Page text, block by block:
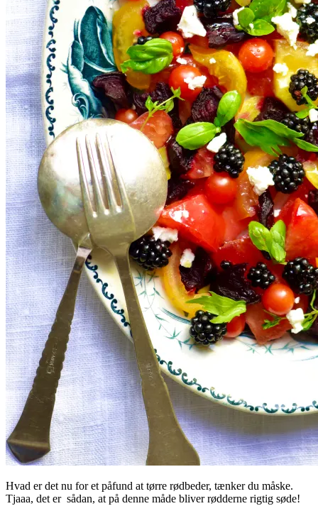
Hvad er det nu for et påfund at tørre rødbeder, tænker du måske.
Tjaaa, det er sådan, at på denne måde bliver rødderne rigtig søde!